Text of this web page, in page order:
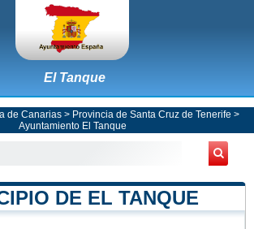
El Tanque
de Canarias> Provincia de Santa Cruz de Tenerife >
Ayuntamiento El Tanque
DE EL TANQUE